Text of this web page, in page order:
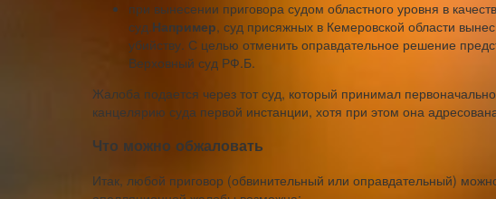
при вынесении приговора судом областного уровня в
суд. Например, суд присяжных в Кемеровской области
убийству. С целью отменить оправдательное решение
Верховный суд РФ.Б.
Жалоба подается через тот суд, который принимал
канцелярию суда первой инстанции, хотя при этом она
Что можно обжаловать
Итак, любой приговор (обвинительный или оправдательный)